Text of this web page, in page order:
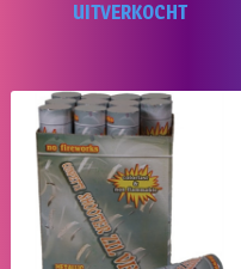
UITVERKOCHT